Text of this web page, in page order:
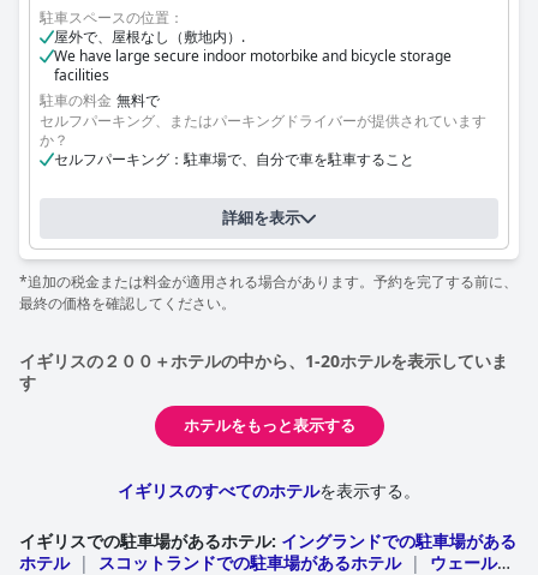
駐車スペースの位置：
屋外で、屋根なし（敷地内）.
We have large secure indoor motorbike and bicycle storage
facilities
駐車の料金 無料で
セルフパーキング、またはパーキングドライバーが提供されています
か？
セルフパーキング：駐車場で、自分で車を駐車すること
詳細を表示
*追加の税金または料金が適用される場合があります。予約を完了する前に、
最終の価格を確認してください。
イギリスの２００＋ホテルの中から、1-20ホテルを表示していま
す
ホテルをもっと表示する
イギリスのすべてのホテルを表示する。
イギリスでの駐車場があるホテル: イングランドでの駐車場がある
ホテル | スコットランドでの駐車場があるホテル |
ウェールズ